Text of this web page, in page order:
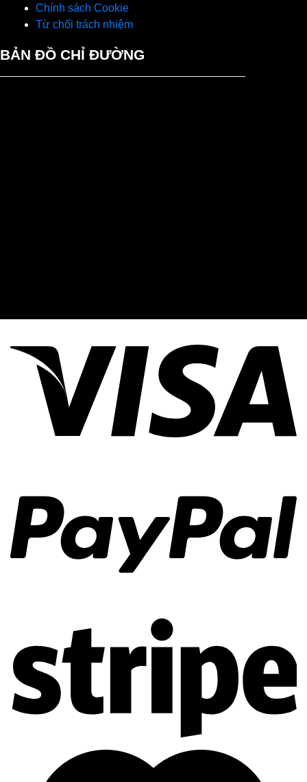
Chính sách Cookie
Từ chối trách nhiệm
BẢN ĐỒ CHỈ ĐƯỜNG